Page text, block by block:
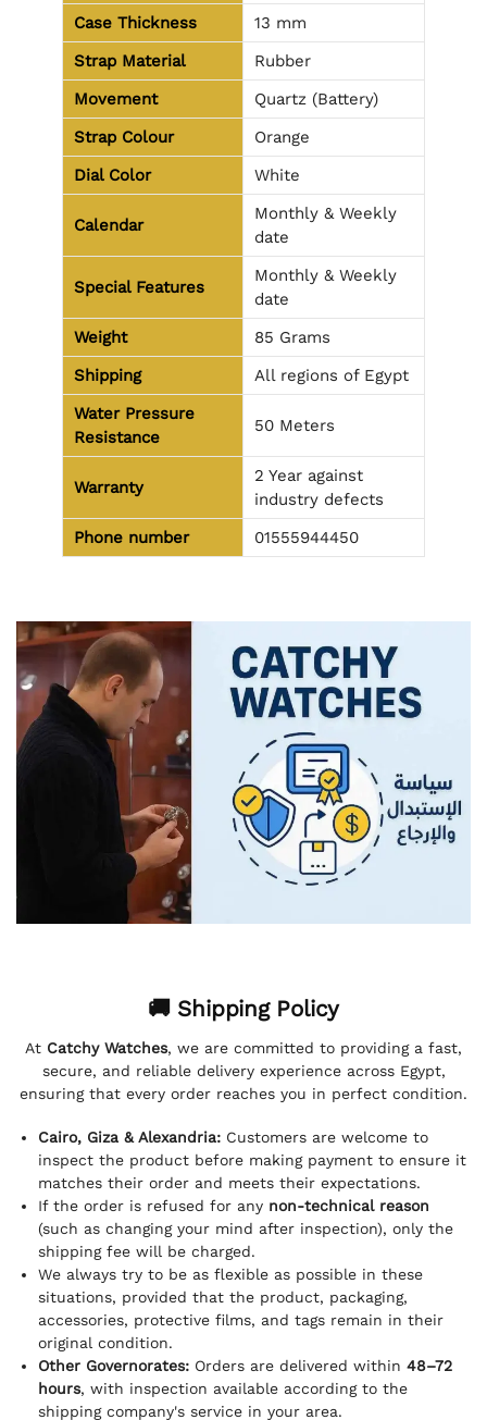
Case Thickness
13 mm
Strap Material
Rubber
Movement
Quartz (Battery)
Strap Colour
Orange
Dial Color
White
Calendar
Monthly & Weekly
date
Special Features
Monthly & Weekly
date
Weight
85 Grams
Shipping
All regions of Egypt
Water Pressure
Resistance
50 Meters
Warranty
2 Year against
industry defects
Phone number
01555944450
🚚 Shipping Policy
At Catchy Watches, we are committed to providing a fast,
secure, and reliable delivery experience across Egypt,
ensuring that every order reaches you in perfect condition.
Cairo, Giza & Alexandria: Customers are welcome to
inspect the product before making payment to ensure it
matches their order and meets their expectations.
If the order is refused for any non-technical reason
(such as changing your mind after inspection), only the
shipping fee will be charged.
We always try to be as flexible as possible in these
situations, provided that the product, packaging,
accessories, protective films, and tags remain in their
original condition.
Other Governorates: Orders are delivered within 48–72
hours, with inspection available according to the
shipping company's service in your area.